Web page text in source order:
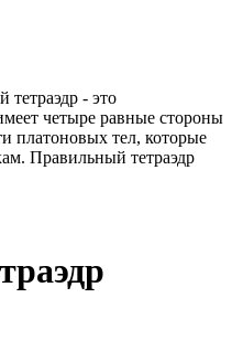
- это
четыре равные стороны
платоновых тел, которые
Правильный тетраэдр